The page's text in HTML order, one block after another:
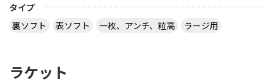
タイプ
裏ソフト
表ソフト 一枚、アンチ、粒高 ラージ用
ラケット